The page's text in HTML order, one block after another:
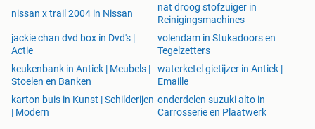
Buiten ervaart u de rust van het duingebied en de frisse
zeelucht. De buitenruimte is overzichtelijk, makkelijk in
onderhoud en biedt een prettige plek om in de ochtendzon
een kop koffie te drinken of na een stranddag na te
genieten. Terwijl u zit, hoort u op de achtergrond vaak het
zachte ruisen van de wind langs de duinen. Het is een plek
nissan x trail 2004 in Nissan
nat droog stofzuiger in
Reinigingsmachines
jackie chan dvd box in Dvd's |
Actie
volendam in Stukadoors en
Tegelzetters
keukenbank in Antiek | Meubels |
Stoelen en Banken
waterketel gietijzer in Antiek |
Emaille
karton buis in Kunst | Schilderijen
| Modern
onderdelen suzuki alto in
Carrosserie en Plaatwerk